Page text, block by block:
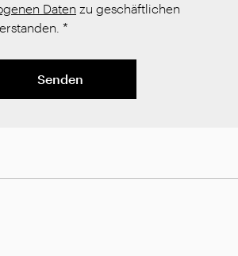
Daten zu geschäftlichen
*
Senden